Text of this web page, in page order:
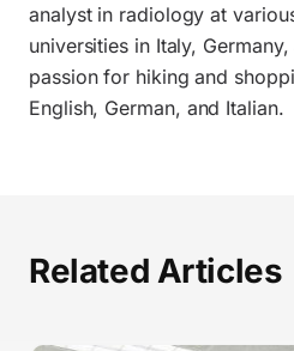
analyst in radiology at
universities in Italy,
passion for hiking and
English, German, and Italian.
Related Articles